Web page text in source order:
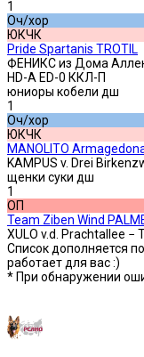
1
Оч/хор
ЮКЧК
Pride Spartanis TROTIL
ФЕНИКС из Дома
HD-A ED-0 ККЛ-П
юниоры кобели дш
1
Оч/хор
ЮКЧК
MANOLITO
KAMPUS v. Drei
щенки суки дш
1
ОП
Team Ziben Wind
XULO v.d. Prachtallee −
Список дополняется
работает для вас :)
* При обнаружении